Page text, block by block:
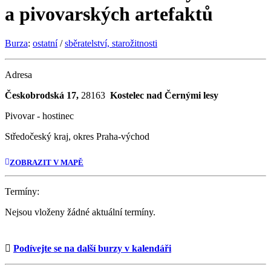
a pivovarských artefaktů
Burza: ostatní/sběratelství, starožitnosti
Adresa
Českobrodská 17, 28163 Kostelec nad Černými lesy
Pivovar - hostinec
Středočeský kraj, okres Praha-východ
ZOBRAZIT V MAPĚ
Termíny:
Nejsou vloženy žádné aktuální termíny.
Podívejte se na další burzy v kalendáři